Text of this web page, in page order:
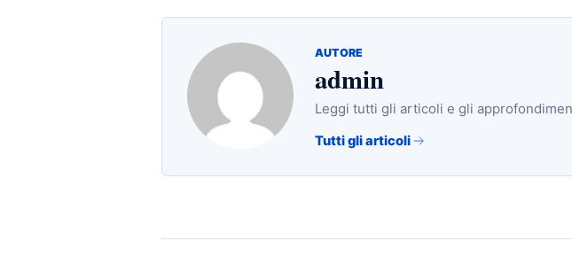
AUTORE
admin
Leggi tutti gli articoli e gli
Tutti gli articoli